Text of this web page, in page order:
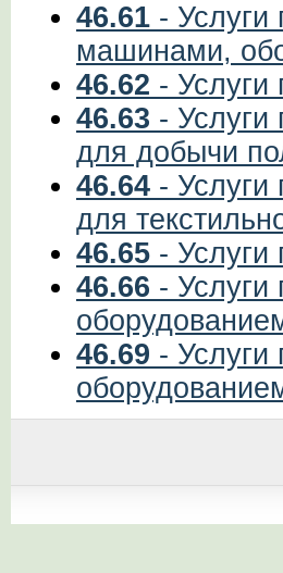
46.61 - Услуги
машинами,
46.62 - Услуги
46.63 -
для добычи
46.64 -
для
46.65 -
46.66 - Услуги
46.69 -